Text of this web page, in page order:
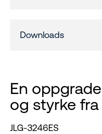
Downloads
En
og styrke
JLG-3246ES